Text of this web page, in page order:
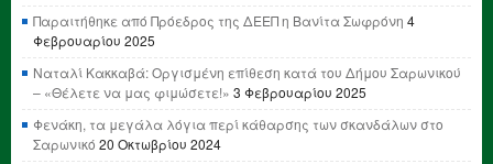
Παραιτήθηκε από Πρόεδρος της ΔΕΕΠ η Βανίτα Σωφρόνη 4
Φεβρουαρίου 2025
Ναταλί Κακκαβά: Οργισμένη επίθεση κατά του Δήμου Σαρωνικού
– «Θέλετε να μας φιμώσετε!» 3 Φεβρουαρίου 2025
Φενάκη, τα μεγάλα λόγια περί κάθαρσης των σκανδάλων στο
Σαρωνικό 20 Οκτωβρίου 2024